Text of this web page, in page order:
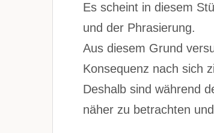
Es scheint in diesem
und der Phrasierung.
Aus diesem Grund
Konsequenz nach sich
Deshalb sind während
näher zu betrachten